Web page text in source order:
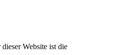
Website ist die